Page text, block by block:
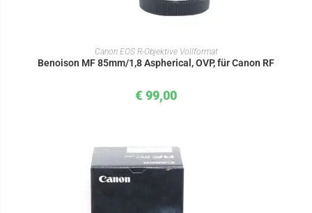
IN DEN WARENKORB
Canon EOS R-Objektive Vollformat
Benoison MF 85mm/1,8 Aspherical, OVP, für Canon RF
€ 99,00